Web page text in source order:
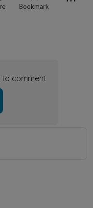
Bookmark
to comment